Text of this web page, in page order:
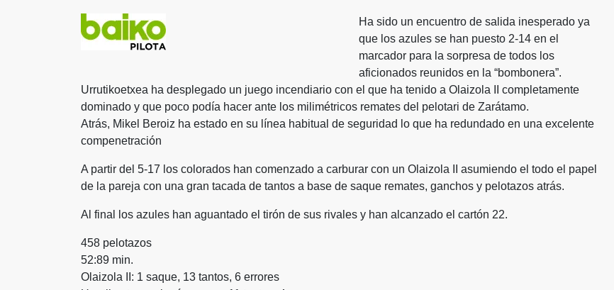
Ha sido un encuentro de salida inesperado ya
que los azules se han puesto 2-14 en el
marcador para la sorpresa de todos los
aficionados reunidos en la “bombonera”.
Urrutikoetxea ha desplegado un juego incendiario con el que ha tenido a Olaizola II completamente
dominado y que poco podía hacer ante los milimétricos remates del pelotari de Zarátamo.
Atrás, Mikel Beroiz ha estado en su línea habitual de seguridad lo que ha redundado en una excelente
compenetración
A partir del 5-17 los colorados han comenzado a carburar con un Olaizola II asumiendo el todo el papel
de la pareja con una gran tacada de tantos a base de saque remates, ganchos y pelotazos atrás.
Al final los azules han aguantado el tirón de sus rivales y han alcanzado el cartón 22.
458 pelotazos
52:89 min.
Olaizola II: 1 saque, 13 tantos, 6 errores